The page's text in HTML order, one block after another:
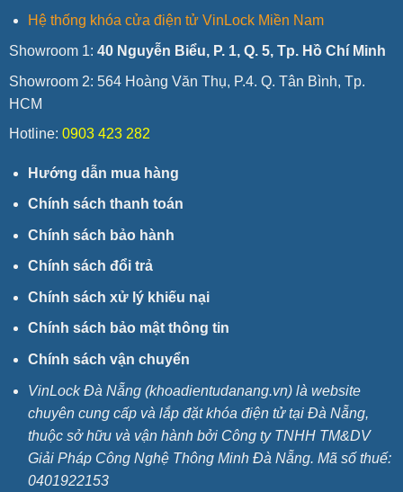
Hệ thống khóa cửa điện tử VinLock Miền Nam
Showroom 1: 40 Nguyễn Biểu, P. 1, Q. 5, Tp. Hồ Chí Minh
Showroom 2: 564 Hoàng Văn Thụ, P.4. Q. Tân Bình, Tp.
HCM
Hotline: 0903 423 282
Hướng dẫn mua hàng
Chính sách thanh toán
Chính sách bảo hành
Chính sách đổi trả
Chính sách xử lý khiếu nại
Chính sách bảo mật thông tin
Chính sách vận chuyển
VinLock Đà Nẵng (khoadientudanang.vn) là website
chuyên cung cấp và lắp đặt khóa điện tử tại Đà Nẵng,
thuộc sở hữu và vận hành bởi Công ty TNHH TM&DV
Giải Pháp Công Nghệ Thông Minh Đà Nẵng. Mã số thuế:
0401922153